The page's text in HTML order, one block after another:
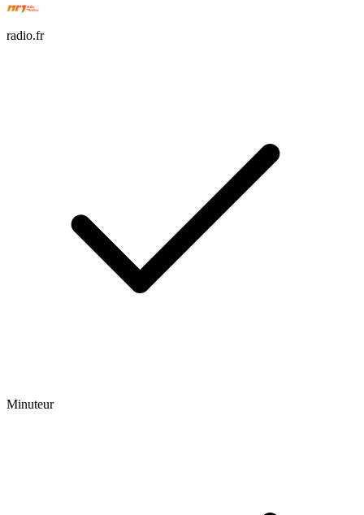
radio.fr
Minuteur